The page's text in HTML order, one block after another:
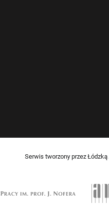
Serwis tworzony przez